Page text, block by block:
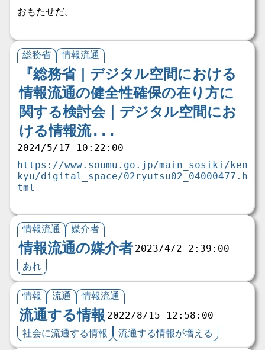
おもたせだ。
総務省 情報流通
『総務省｜デジタル空間における
情報流通の健全性確保の在り方に
関する検討会｜デジタル空間にお
ける情報流...
2024/5/17 10:22:00
https://www.soumu.go.jp/main_sosiki/ken
kyu/digital_space/02ryutsu02_04000477.h
tml
情報流通 媒介者
情報流通の媒介者 2023/4/2 2:39:00
あれ
情報 流通 情報流通
流通する情報 2022/8/15 12:58:00
社会に流通する情報
流通する情報が増える